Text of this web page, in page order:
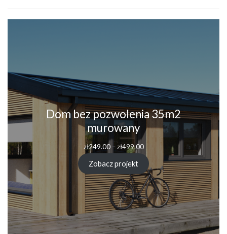
Dom bez pozwolenia 35m2
murowany
zł249.00 – zł499.00Zakres
od
zł249.00
do
zł499.00
Zobacz projekt